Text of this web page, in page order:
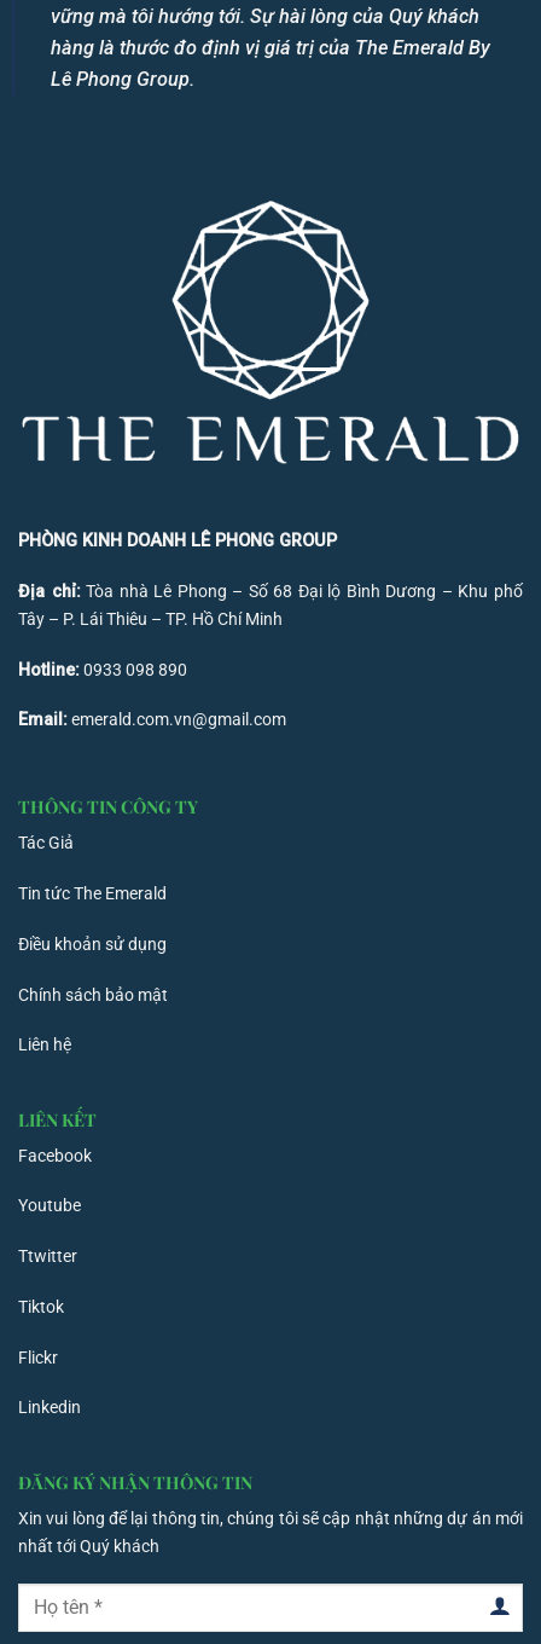
vững mà tôi hướng tới. Sự hài lòng của Quý khách
hàng là thước đo định vị giá trị của The Emerald By
Lê Phong Group.
PHÒNG KINH DOANH LÊ PHONG GROUP
Địa chỉ:Tòa nhà Lê Phong – Số 68 Đại lộ Bình Dương – Khu phố
Tây – P. Lái Thiêu – TP. Hồ Chí Minh
Hotline:0933 098 890
Email:emerald.com.vn@gmail.com
THÔNG TIN CÔNG TY
Tác Giả
Tin tức The Emerald
Điều khoản sử dụng
Chính sách bảo mật
Liên hệ
LIÊN KẾT
Facebook
Youtube
Ttwitter
Tiktok
Flickr
Linkedin
ĐĂNG KÝ NHẬN THÔNG TIN
Xin vui lòng để lại thông tin, chúng tôi sẽ cập nhật những dự án mới
nhất tới Quý khách